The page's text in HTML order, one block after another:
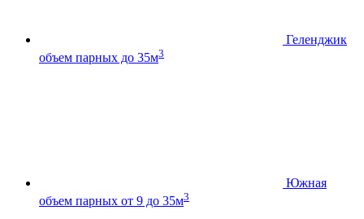
Геленджик
объем парных до 35м3
Южная
объем парных от 9 до 35м3